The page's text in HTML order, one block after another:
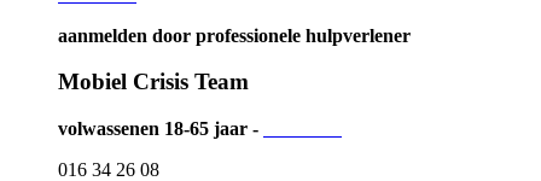
aanmelden door professionele hulpverlener
Mobiel Crisis Team
volwassenen 18-65 jaar -
016 34 26 08